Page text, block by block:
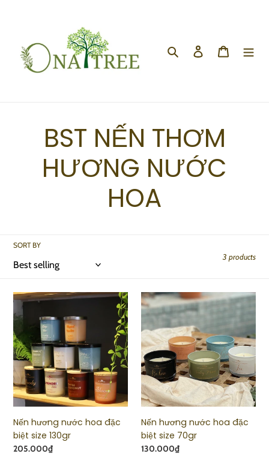
Search
Log in Cart
C
o
e
c
t
i
o
n
:
BST NẾN THƠM
HƯƠNG NƯỚC
HOA
SORT BY
3 products
Nến
hương
nước
hoa
đặc
biệt
size
130gr
Nến hương nước hoa đặc
biệt size 130gr
Regular
205.000₫
Nến
hương
nước
hoa
đặc
biệt
size
70gr
Nến hương nước hoa đặc
biệt size 70gr
Regular
130.000₫